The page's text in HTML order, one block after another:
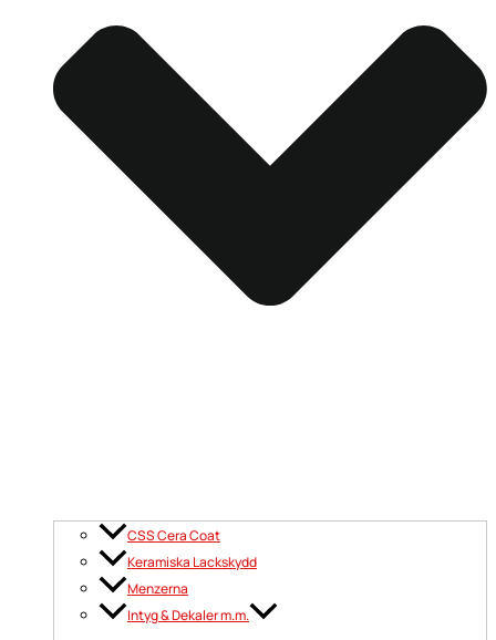
CSS Cera Coat
Keramiska Lackskydd
Menzerna
Intyg & Dekaler m.m.